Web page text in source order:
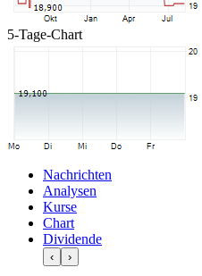
5-Tage-Chart
Nachrichten
Analysen
Kurse
Chart
Dividende
‹ ›